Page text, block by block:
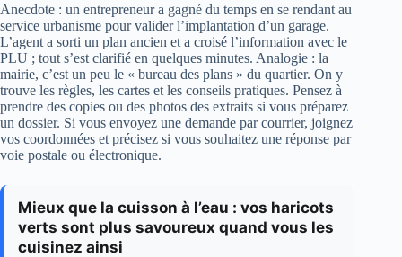
Anecdote : un entrepreneur a gagné du temps en se rendant au
service urbanisme pour valider l’implantation d’un garage.
L’agent a sorti un plan ancien et a croisé l’information avec le
PLU ; tout s’est clarifié en quelques minutes. Analogie : la
mairie, c’est un peu le « bureau des plans » du quartier. On y
trouve les règles, les cartes et les conseils pratiques. Pensez à
prendre des copies ou des photos des extraits si vous préparez
un dossier. Si vous envoyez une demande par courrier, joignez
vos coordonnées et précisez si vous souhaitez une réponse par
voie postale ou électronique.
Mieux que la cuisson à l’eau : vos haricots
verts sont plus savoureux quand vous les
cuisinez ainsi